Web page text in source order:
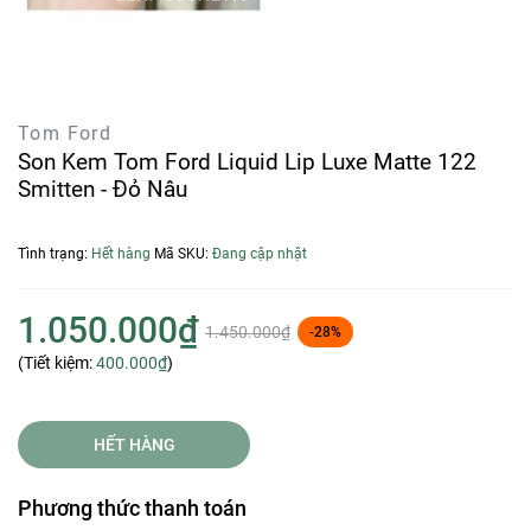
Tom Ford
Son Kem Tom Ford Liquid Lip Luxe Matte 122
Smitten - Đỏ Nâu
Tình trạng: Hết hàng Mã SKU: Đang cập nhật
1.050.000₫ 1.450.000₫ -28%
(Tiết kiệm:400.000₫)
HẾT HÀNG
Phương thức thanh toán